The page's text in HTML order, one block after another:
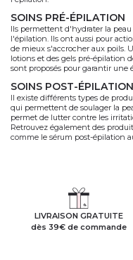
SOINS PRÉ-ÉPILATION
Ils permettent d'hydrater la
l'épilation. Ils ont aussi pour
de mieux s'accrocher aux poils.
lotions et des gels pré-épilation
sont proposés pour garantir une
SOINS POST-ÉPILATION
Il existe différents types de
qui permettent de soulager la
permet de lutter contre les
Retrouvez également des
comme le sérum post-épilation
LIVRAISON GRATUITE
dès 39€ de commande